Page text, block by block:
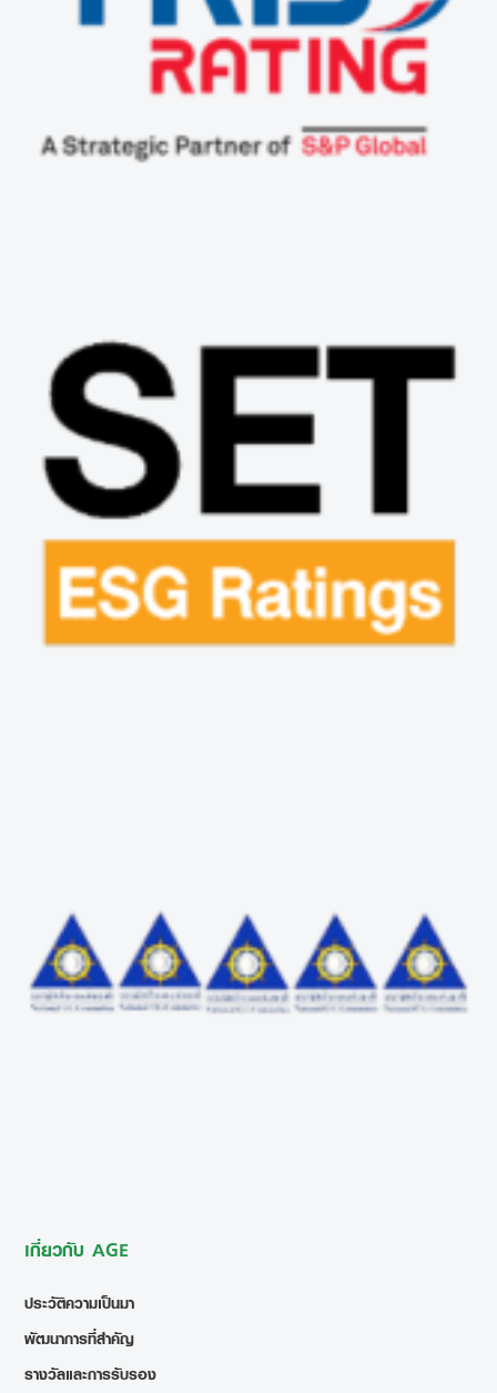
เกี่ยวกับ AGE
ประวัติความเป็นมา
พัฒนาการที่สำคัญ
รางวัลและการรับรอง